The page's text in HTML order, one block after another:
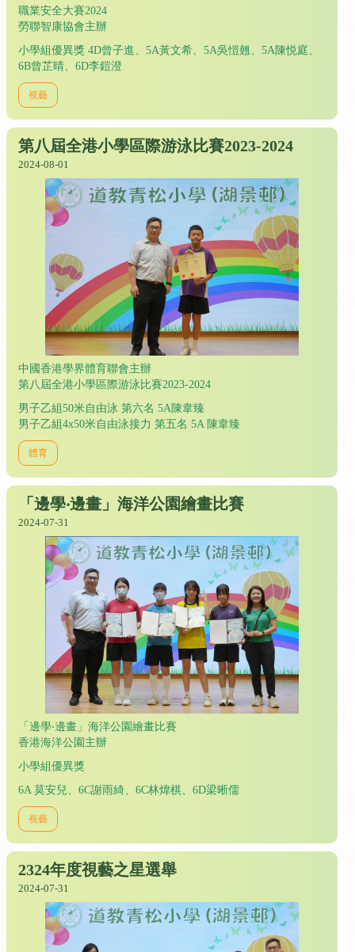
職業安全大賽2024
勞聯智康協會主辦
小學組優異獎 4D曾子進、5A黃文希、5A吳愷翹、5A陳悦庭、
6B曾芷晴、6D李鎧澄
視藝
第八屆全港小學區際游泳比賽2023-2024
2024-08-01
中國香港學界體育聯會主辦
第八屆全港小學區際游泳比賽2023-2024
男子乙組50米自由泳 第六名 5A陳韋臻
男子乙組4x50米自由泳接力 第五名 5A 陳韋臻
體育
「邊學‧邊畫」海洋公園繪畫比賽
2024-07-31
「邊學‧邊畫」海洋公園繪畫比賽
香港海洋公園主辦
小學組優異獎
6A 莫安兒、6C謝雨綺、6C林煒棋、6D梁晰儒
視藝
2324年度視藝之星選舉
2024-07-31